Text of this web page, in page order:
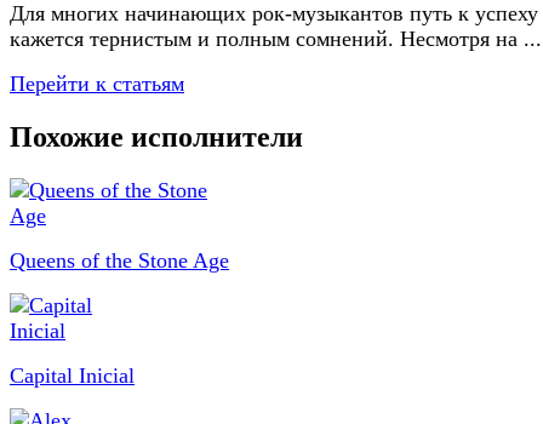
Для многих начинающих рок-музыкантов путь к успеху
кажется тернистым и полным сомнений. Несмотря на ...
Перейти к статьям
Похожие исполнители
Queens of the Stone Age
Capital Inicial